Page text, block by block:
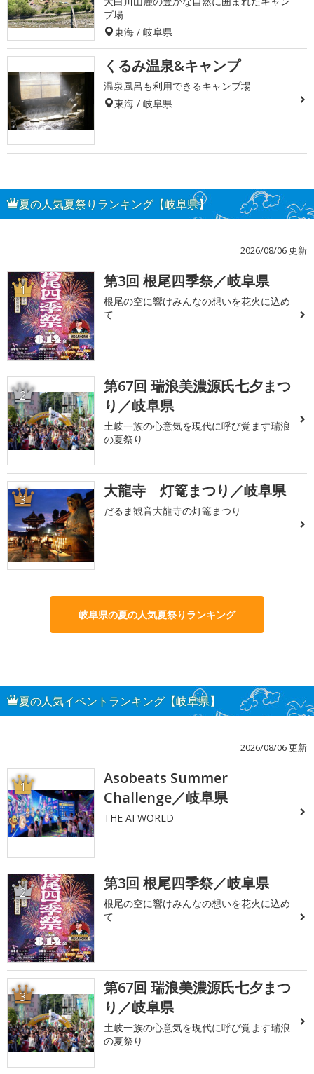
プ場
東海 / 岐阜県
くるみ温泉&キャンプ
温泉風呂も利用できるキャンプ場
東海 / 岐阜県
夏の人気夏祭りランキング【岐阜県】
2026/08/06 更新
1 第3回 根尾四季祭／岐阜県
根尾の空に響けみんなの想いを花火に込め
て
2
第67回 瑞浪美濃源氏七夕まつ
り／岐阜県
土岐一族の心意気を現代に呼び覚ます瑞浪
の夏祭り
3 大龍寺 灯篭まつり／岐阜県
だるま観音大龍寺の灯篭まつり
岐阜県の夏の人気夏祭りランキング
夏の人気イベントランキング【岐阜県】
2026/08/06 更新
1
Asobeats Summer
Challenge／岐阜県
THE AI WORLD
2 第3回 根尾四季祭／岐阜県
根尾の空に響けみんなの想いを花火に込め
て
3
第67回 瑞浪美濃源氏七夕まつ
り／岐阜県
土岐一族の心意気を現代に呼び覚ます瑞浪
の夏祭り